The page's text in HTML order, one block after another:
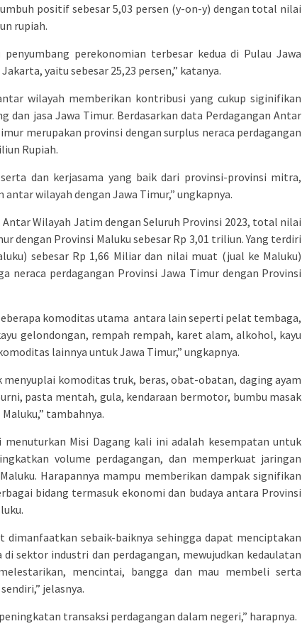
positif sebesar 5,03 persen (y-on-y) dengan total nilai
rupiah.
perekonomian terbesar kedua di Pulau Jawa
yaitu sebesar 25,23 persen,” katanya.
wilayah memberikan kontribusi yang cukup siginifikan
dan jasa Jawa Timur. Berdasarkan data Perdagangan Antar
merupakan provinsi dengan surplus neraca perdagangan
Rupiah.
dan kerjasama yang baik dari provinsi-provinsi mitra,
wilayah dengan Jawa Timur,” ungkapnya.
Wilayah Jatim dengan Seluruh Provinsi 2023, total nilai
dengan Provinsi Maluku sebesar Rp 3,01 triliun. Yang terdiri
sebesar Rp 1,66 Miliar dan nilai muat (jual ke Maluku)
neraca perdagangan Provinsi Jawa Timur dengan Provinsi
komoditas utama antara lain seperti pelat tembaga,
gelondongan, rempah rempah, karet alam, alkohol, kayu
lainnya untuk Jawa Timur,” ungkapnya.
menyuplai komoditas truk, beras, obat-obatan, daging ayam
pasta mentah, gula, kendaraan bermotor, bumbu masak
tambahnya.
Misi Dagang kali ini adalah kesempatan untuk
volume perdagangan, dan memperkuat jaringan
Harapannya mampu memberikan dampak signifikan
bidang termasuk ekonomi dan budaya antara Provinsi
dimanfaatkan sebaik-baiknya sehingga dapat menciptakan
sektor industri dan perdagangan, mewujudkan kedaulatan
mencintai, bangga dan mau membeli serta
jelasnya.
transaksi perdagangan dalam negeri,” harapnya.